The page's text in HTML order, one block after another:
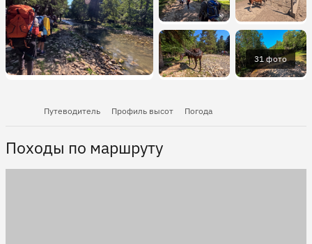
31 фото
Путеводитель Профиль высот Погода
Походы по маршруту